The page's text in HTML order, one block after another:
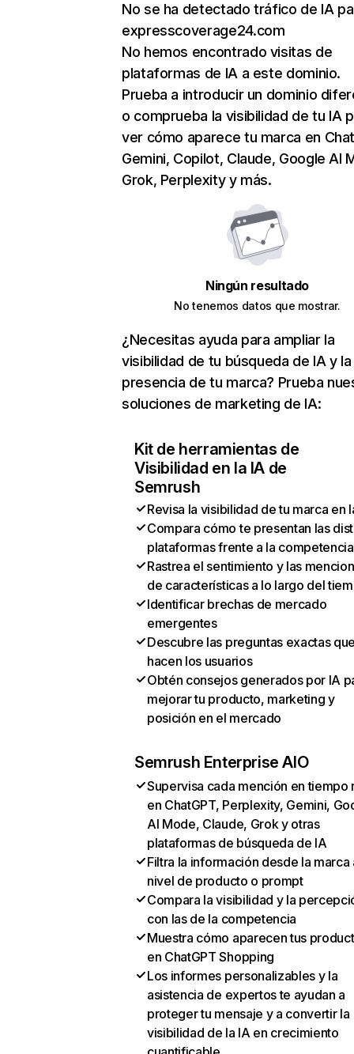
No se ha detectado tráfico de IA
expresscoverage24.com
No hemos encontrado visitas de
plataformas de IA a este dominio.
Prueba a introducir un dominio
o comprueba la visibilidad de tu IA
ver cómo aparece tu marca en
Gemini, Copilot, Claude, Google AI
Grok, Perplexity y más.
Ningún resultado
No tenemos datos que mostrar.
¿Necesitas ayuda para ampliar la
visibilidad de tu búsqueda de IA y la
presencia de tu marca? Prueba
soluciones de marketing de IA:
Kit de herramientas de
Visibilidad en la IA de
Semrush
Revisa la visibilidad de tu marca en
Compara cómo te presentan las
plataformas frente a la competencia
Rastrea el sentimiento y las
de características a lo largo del
Identificar brechas de mercado
emergentes
Descubre las preguntas exactas
hacen los usuarios
Obtén consejos generados por IA
mejorar tu producto, marketing y
posición en el mercado
Semrush Enterprise AIO
Supervisa cada mención en tiempo
en ChatGPT, Perplexity, Gemini,
AI Mode, Claude, Grok y otras
plataformas de búsqueda de IA
Filtra la información desde la marca
nivel de producto o prompt
Compara la visibilidad y la
con las de la competencia
Muestra cómo aparecen tus
en ChatGPT Shopping
Los informes personalizables y la
asistencia de expertos te ayudan a
proteger tu mensaje y a convertir la
visibilidad de la IA en crecimiento